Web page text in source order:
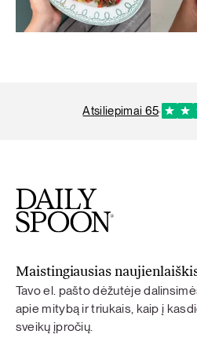
atsiliepimai 65·
Maistingiausias
Tavo el. pašto dėžutėje
apie mitybą ir triukais, kaip į
sveikų įpročių.